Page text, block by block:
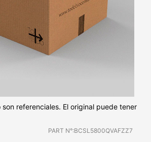
son referenciales. El original puede tener
PART N°:BCSL5800QVAFZZ7